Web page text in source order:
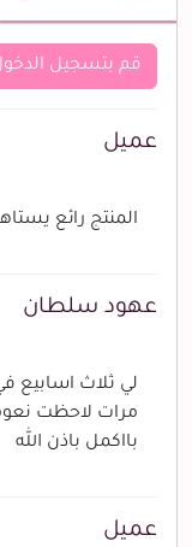
قم بتسجيل
عميل
المنتج رائع
عهود سلطان
لي ثلاث اسابيع
مرات لاحظت
بااكمل باذن الله
عميل